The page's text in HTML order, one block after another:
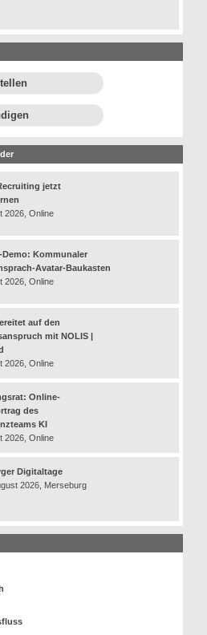
jetzt
2026, Online
Demo: Kommunaler
Avatar-Baukasten
2026, Online
auf den
mit NOLIS |
2026, Online
Online-
des
KI
2026, Online
Digitaltage
2026, Merseburg